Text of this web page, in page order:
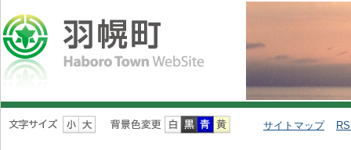
ナ
ビ
サイトマップ